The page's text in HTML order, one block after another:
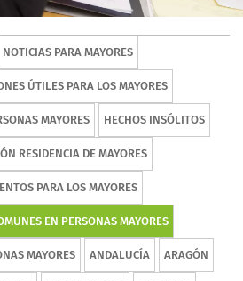
NOTICIAS PARA MAYORES
ÚTILES PARA LOS MAYORES
MAYORES HECHOS INSÓLITOS
RESIDENCIA DE MAYORES
PARA LOS MAYORES
EN PERSONAS MAYORES
MAYORES ANDALUCÍA ARAGÓN